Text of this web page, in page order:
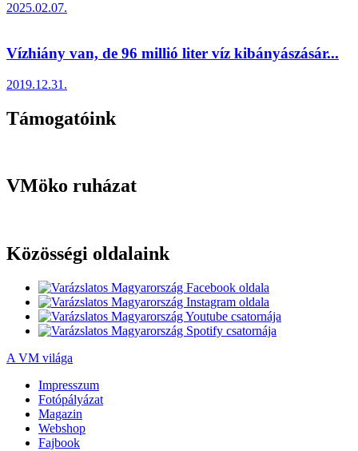
2025.02.07.
Vízhiány van, de 96 millió liter víz kibányászásár...
2019.12.31.
Támogatóink
VMöko ruházat
Közösségi oldalaink
A VM világa
Impresszum
Fotópályázat
Magazin
Webshop
Fajbook